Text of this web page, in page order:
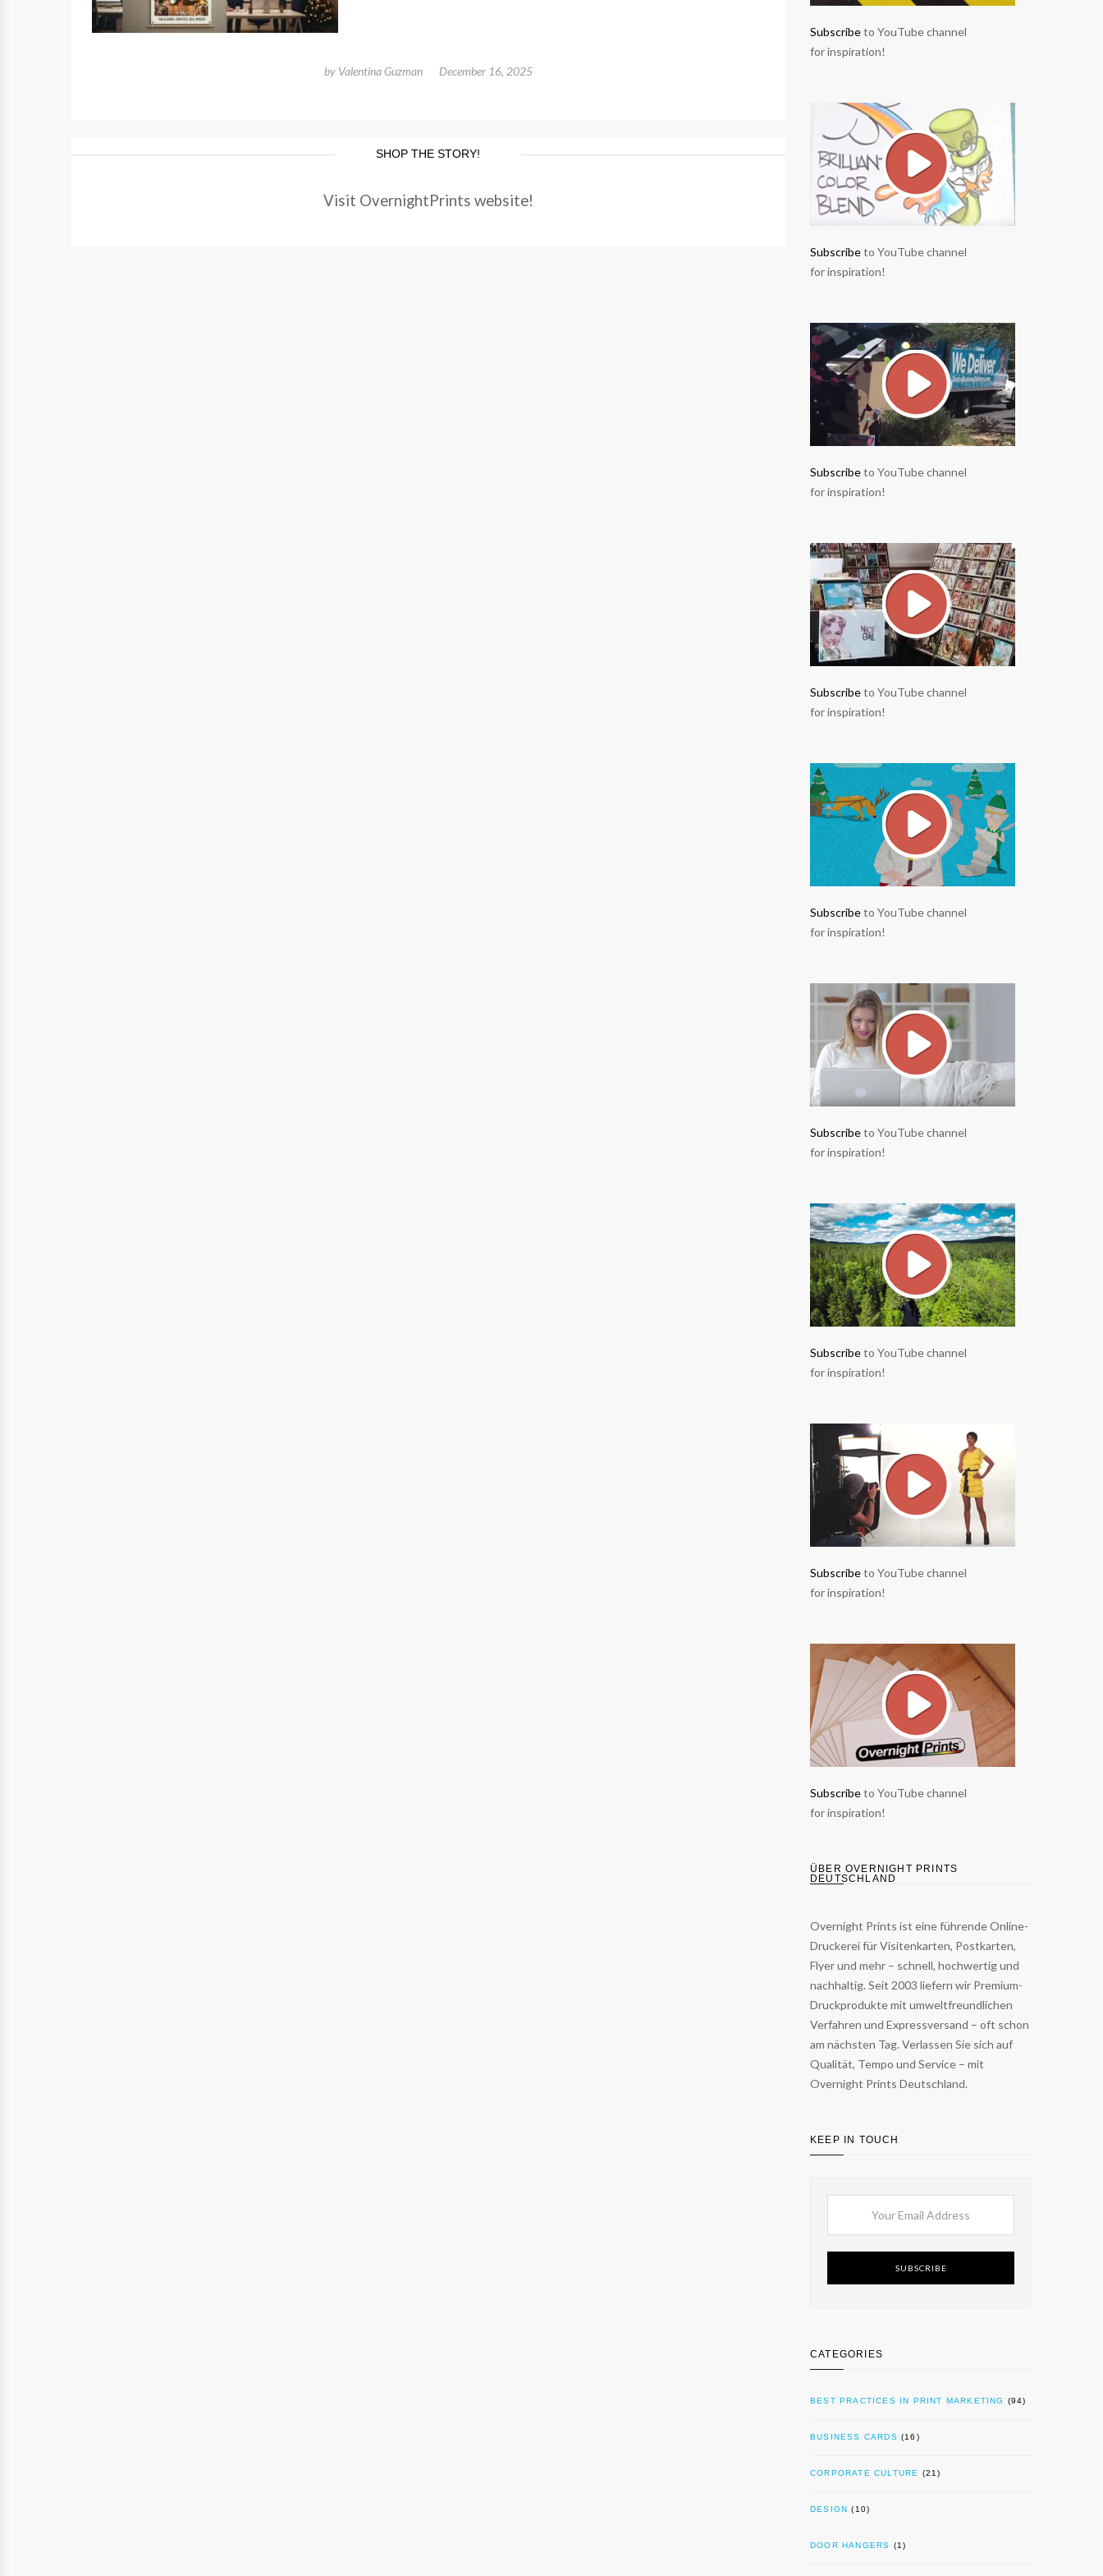
by Valentina Guzman December 16, 2025
SHOP THE STORY!
Visit OvernightPrints website!
Subscribeto YouTube channel
for inspiration!
Subscribeto YouTube channel
for inspiration!
Subscribeto YouTube channel
for inspiration!
Subscribeto YouTube channel
for inspiration!
Subscribeto YouTube channel
for inspiration!
Subscribeto YouTube channel
for inspiration!
Subscribeto YouTube channel
for inspiration!
Subscribeto YouTube channel
for inspiration!
Subscribeto YouTube channel
for inspiration!
ÜBER OVERNIGHT PRINTS
DEUTSCHLAND
Overnight Prints ist eine führende Online-
Druckerei für Visitenkarten, Postkarten,
Flyer und mehr – schnell, hochwertig und
nachhaltig. Seit 2003 liefern wir Premium-
Druckprodukte mit umweltfreundlichen
Verfahren und Expressversand – oft schon
am nächsten Tag. Verlassen Sie sich auf
Qualität, Tempo und Service – mit
Overnight Prints Deutschland.
KEEP IN TOUCH
SUBSCRIBE
CATEGORIES
BEST PRACTICES IN PRINT MARKETING (94)
BUSINESS CARDS (16)
CORPORATE CULTURE (21)
DESIGN (10)
DOOR HANGERS (1)